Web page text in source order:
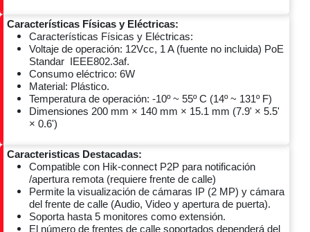
Características Físicas y Eléctricas:
Características Físicas y Eléctricas:
Voltaje de operación: 12Vcc, 1 A (fuente no incluida) PoE
Standar IEEE802.3af.
Consumo eléctrico: 6W
Material: Plástico.
Temperatura de operación: -10º ~ 55º C (14º ~ 131º F)
Dimensiones 200 mm × 140 mm × 15.1 mm (7.9' × 5.5'
× 0.6')
Caracteristicas Destacadas:
Compatible con Hik-connect P2P para notificación
/apertura remota (requiere frente de calle)
Permite la visualización de cámaras IP (2 MP) y cámara
del frente de calle (Audio, Video y apertura de puerta).
Soporta hasta 5 monitores como extensión.
El número de frentes de calle soportados dependerá del